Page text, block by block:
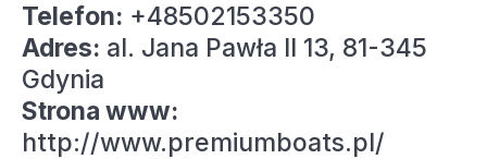
Telefon: +48502153350
Adres: al. Jana Pawła II 13, 81-345
Gdynia
Strona www:
http://www.premiumboats.pl/